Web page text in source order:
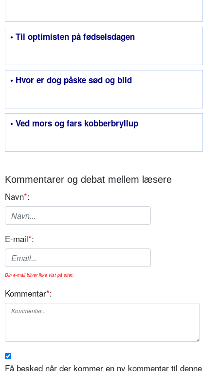
• Til optimisten på fødselsdagen
• Hvor er dog påske sød og blid
• Ved mors og fars kobberbryllup
Kommentarer og debat mellem læsere
Navn*:
E-mail*:
Din e-mail bliver ikke vist på sitet.
Kommentar*:
Få besked når der kommer en ny kommentar til denne